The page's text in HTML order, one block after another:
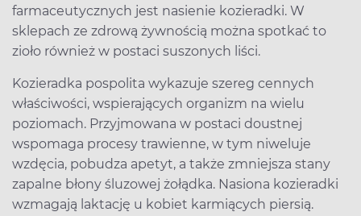
farmaceutycznych jest nasienie kozieradki. W
sklepach ze zdrową żywnością można spotkać to
zioło również w postaci suszonych liści.
Kozieradka pospolita wykazuje szereg cennych
właściwości, wspierających organizm na wielu
poziomach. Przyjmowana w postaci doustnej
wspomaga procesy trawienne, w tym niweluje
wzdęcia, pobudza apetyt, a także zmniejsza stany
zapalne błony śluzowej żołądka. Nasiona kozieradki
wzmagają laktację u kobiet karmiących piersią.